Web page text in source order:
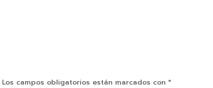
Los campos obligatorios están marcados con*